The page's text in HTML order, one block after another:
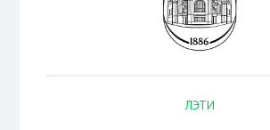
ЛЭТИ